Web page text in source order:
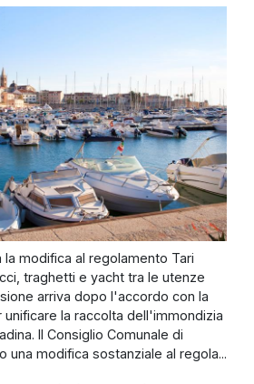
la modifica al regolamento Tari
traghetti e yacht tra le utenze
arriva dopo l'accordo con la
unificare la raccolta dell'immondizia
Il Consiglio Comunale di
una modifica sostanziale al regola...